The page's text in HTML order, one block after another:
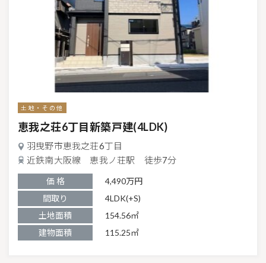
土地・その他
恵我之荘6丁目新築戸建(4LDK)
羽曳野市恵我之荘6丁目
近鉄南大阪線 恵我ノ荘駅 徒歩7分
価 格
4,490万円
間取り
4LDK(+S)
土地面積
154.56㎡
建物面積
115.25㎡